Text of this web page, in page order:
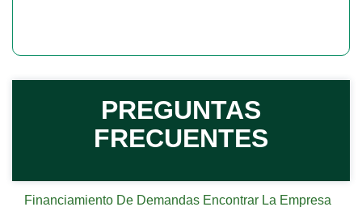
PREGUNTAS
FRECUENTES
Financiamiento De Demandas Encontrar La Empresa